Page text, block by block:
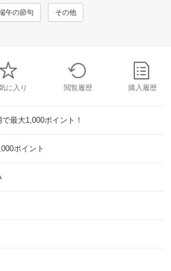
午の節句 その他
に入り 閲覧履歴 購入履歴
最大1,000ポイント！
ポイント